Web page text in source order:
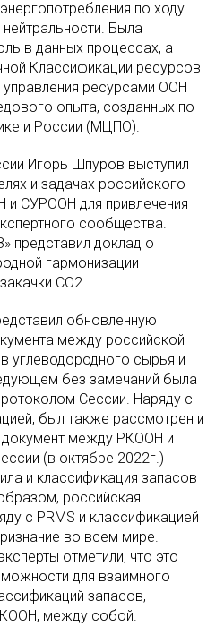
по ходу
Была
в данных процессах, а
Классификации ресурсов
ресурсами ООН
опыта, созданных по
и России (МЦПО).
Игорь Шпуров выступил
и задачах российского
СУРООН для привлечения
сообщества.
представил доклад о
гармонизации
СО2.
обновленную
между российской
углеводородного сырья и
без замечаний была
Сессии. Наряду с
был также рассмотрен и
между РКООН и
(в октябре 2022г.)
и классификация запасов
российская
с PRMS и классификацией
во всем мире.
отметили, что это
для взаимного
запасов,
между собой.